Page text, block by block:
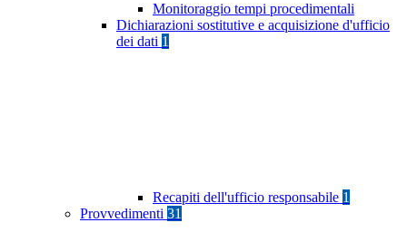
Monitoraggio tempi procedimentali
Dichiarazioni sostitutive e acquisizione d'ufficio
dei dati 1
Recapiti dell'ufficio responsabile 1
Provvedimenti 31